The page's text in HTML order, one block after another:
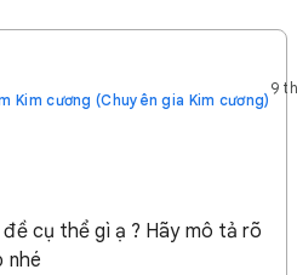
Kim cương (Chuyên gia Kim cương)
9
cụ thể gì ạ ? Hãy mô tả rõ
nhé